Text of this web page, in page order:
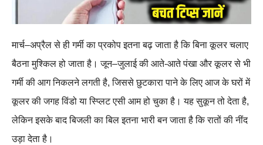
मार्च–अप्रैल से ही गर्मी का प्रकोप इतना बढ़ जाता है कि बिना कूलर चलाए
बैठना मुश्किल हो जाता है। जून–जुलाई की आते‑आते पंखा और कूलर से भी
गर्मी की आग निकलने लगती है, जिससे छुटकारा पाने के लिए आज के घरों में
कूलर की जगह विंडो या स्प्लिट एसी आम हो चुका है। यह सुकून तो देता है,
लेकिन इसके बाद बिजली का बिल इतना भारी बन जाता है कि रातों की नींद
उड़ा देता है।